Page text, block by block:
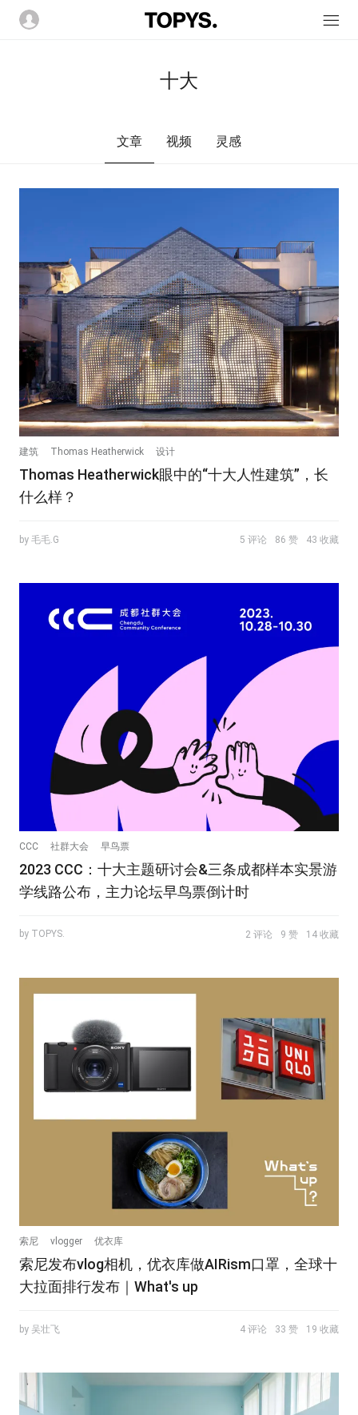
十大
文章 视频 灵感
建筑 Thomas Heatherwick 设计
Thomas Heatherwick眼中的“十大人性建筑”，长
什么样？
by 毛毛.G 5 评论 86 赞 43 收藏
CCC 社群大会 早鸟票
2023 CCC：十大主题研讨会&三条成都样本实景游
学线路公布，主力论坛早鸟票倒计时
by TOPYS. 2 评论 9 赞 14 收藏
索尼 vlogger 优衣库
索尼发布vlog相机，优衣库做AIRism口罩，全球十
大拉面排行发布｜What's up
by 吴壮飞 4 评论 33 赞 19 收藏